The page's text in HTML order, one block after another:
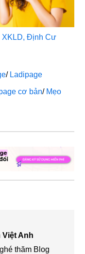
XKLD, Định Cư
/ Ladipage
cơ bản/ Mẹo
Việt Anh
thăm Blog